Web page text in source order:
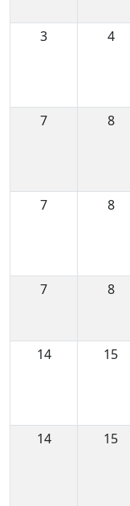
3
4
7
8
7
8
7
8
14
15
14
15